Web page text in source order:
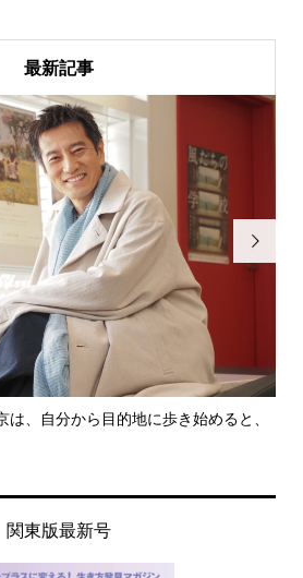
最新記事
は、自分から目的地に歩き始めると、

関東版最新号